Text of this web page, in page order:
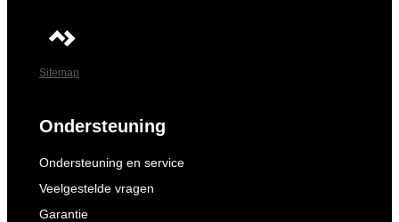
Sitemap
Ondersteuning
Ondersteuning en service
Veelgestelde vragen
Garantie